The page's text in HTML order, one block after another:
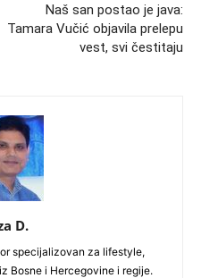
Naš san postao je java:
Tamara Vučić objavila prelepu
vest, svi čestitaju
D.
specijalizovan za lifestyle,
Bosne i Hercegovine i regije.